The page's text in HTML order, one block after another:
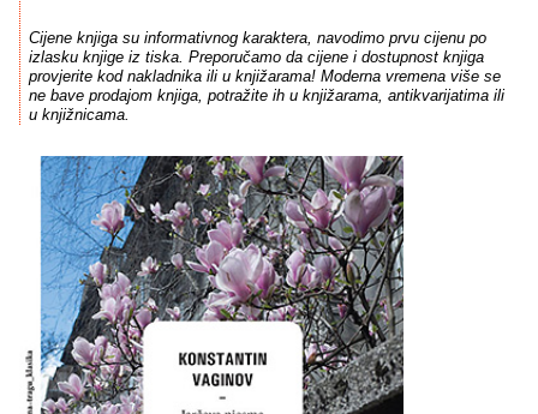
Cijene knjiga su informativnog karaktera, navodimo prvu cijenu po
izlasku knjige iz tiska. Preporučamo da cijene i dostupnost knjiga
provjerite kod nakladnika ili u knjižarama! Moderna vremena više se
ne bave prodajom knjiga, potražite ih u knjižarama, antikvarijatima ili
u knjižnicama.